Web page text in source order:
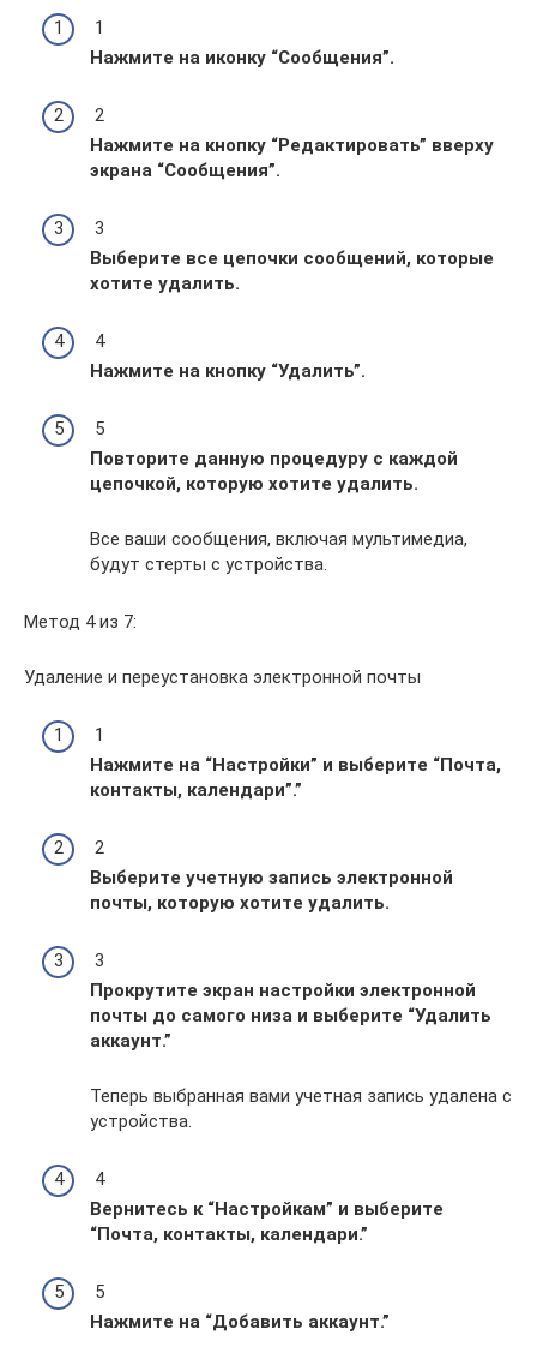
1
Нажмите на иконку “Сообщения”.
2
Нажмите на кнопку “Редактировать” вверху
экрана “Сообщения”.
3
Выберите все цепочки сообщений, которые
хотите удалить.
4
Нажмите на кнопку “Удалить”.
5
Повторите данную процедуру с каждой
цепочкой, которую хотите удалить.
Все ваши сообщения, включая мультимедиа,
будут стерты с устройства.
Метод 4 из 7:
Удаление и переустановка электронной почты
1
Нажмите на “Настройки” и выберите “Почта,
контакты, календари”.”
2
Выберите учетную запись электронной
почты, которую хотите удалить.
3
Прокрутите экран настройки электронной
почты до самого низа и выберите “Удалить
аккаунт.”
Теперь выбранная вами учетная запись удалена с
устройства.
4
Вернитесь к “Настройкам” и выберите
“Почта, контакты, календари.”
5
Нажмите на “Добавить аккаунт.”